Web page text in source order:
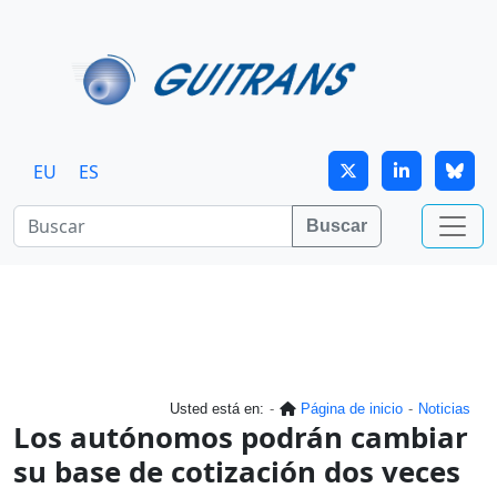
EU ES
Buscar
Usted está en: Página de inicio Noticias
Los autónomos podrán cambiar
su base de cotización dos veces